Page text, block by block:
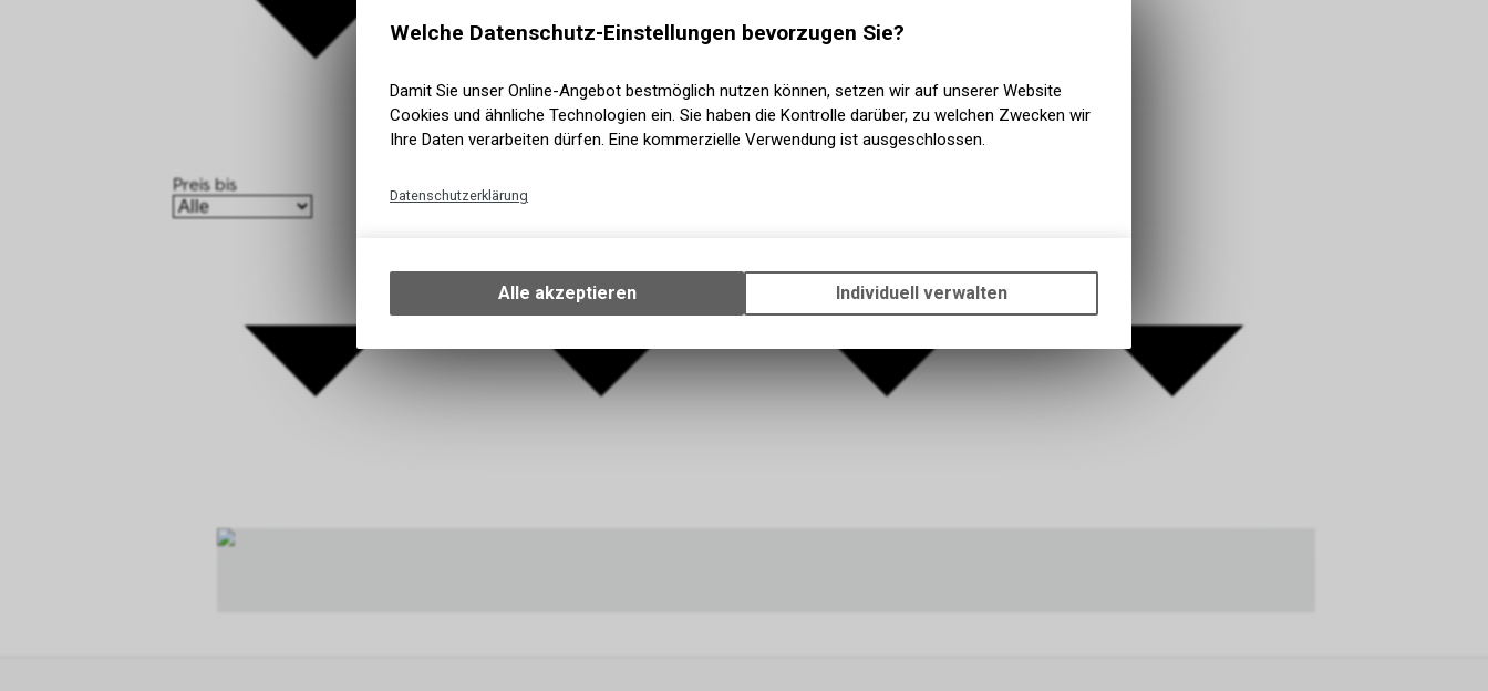
Welche Datenschutz-Einstellungen bevorzugen Sie?
Damit Sie unser Online-Angebot bestmöglich nutzen können, setzen wir auf unserer Website
Cookies und ähnliche Technologien ein. Sie haben die Kontrolle darüber, zu welchen Zwecken wir
Ihre Daten verarbeiten dürfen. Eine kommerzielle Verwendung ist ausgeschlossen.
Datenschutzerklärung
Ihrem Gerät, um die grundlegenden Funktionen unseres Online-Angebots, wie die
Verwendung des Warenkorbs, zu ermöglichen. Bitte beachten Sie, dass die
zulassen.
Alle akzeptieren Individuell verwalten